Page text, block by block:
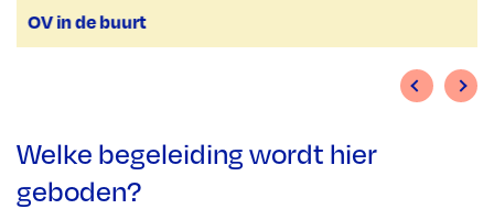
OV in de buurt
Welke begeleiding wordt hier
geboden?